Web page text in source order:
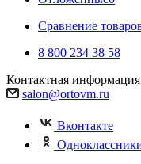
Сравнение
8 800 234 38 58
Контактная информация
salon@ortovm.ru
Вконтакте